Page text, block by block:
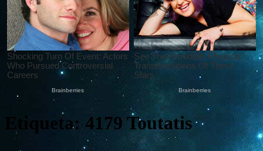
Etiqueta: 4179 Toutatis